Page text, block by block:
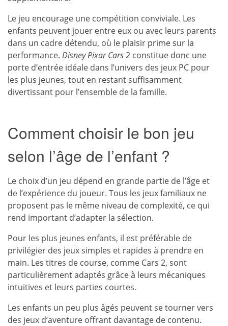
Le jeu encourage une compétition conviviale. Les
enfants peuvent jouer entre eux ou avec leurs parents
dans un cadre détendu, où le plaisir prime sur la
performance. Disney Pixar Cars2 constitue donc une
porte d’entrée idéale dans l’univers des jeux PC pour
les plus jeunes, tout en restant suffisamment
divertissant pour l’ensemble de la famille.
Comment choisir le bon jeu
selon l’âge de l’enfant ?
Le choix d’un jeu dépend en grande partie de l’âge et
de l’expérience du joueur. Tous les jeux familiaux ne
proposent pas le même niveau de complexité, ce qui
rend important d’adapter la sélection.
Pour les plus jeunes enfants, il est préférable de
privilégier des jeux simples et rapides à prendre en
main. Les titres de course, comme Cars 2, sont
particulièrement adaptés grâce à leurs mécaniques
intuitives et leurs parties courtes.
Les enfants un peu plus âgés peuvent se tourner vers
des jeux d’aventure offrant davantage de contenu.